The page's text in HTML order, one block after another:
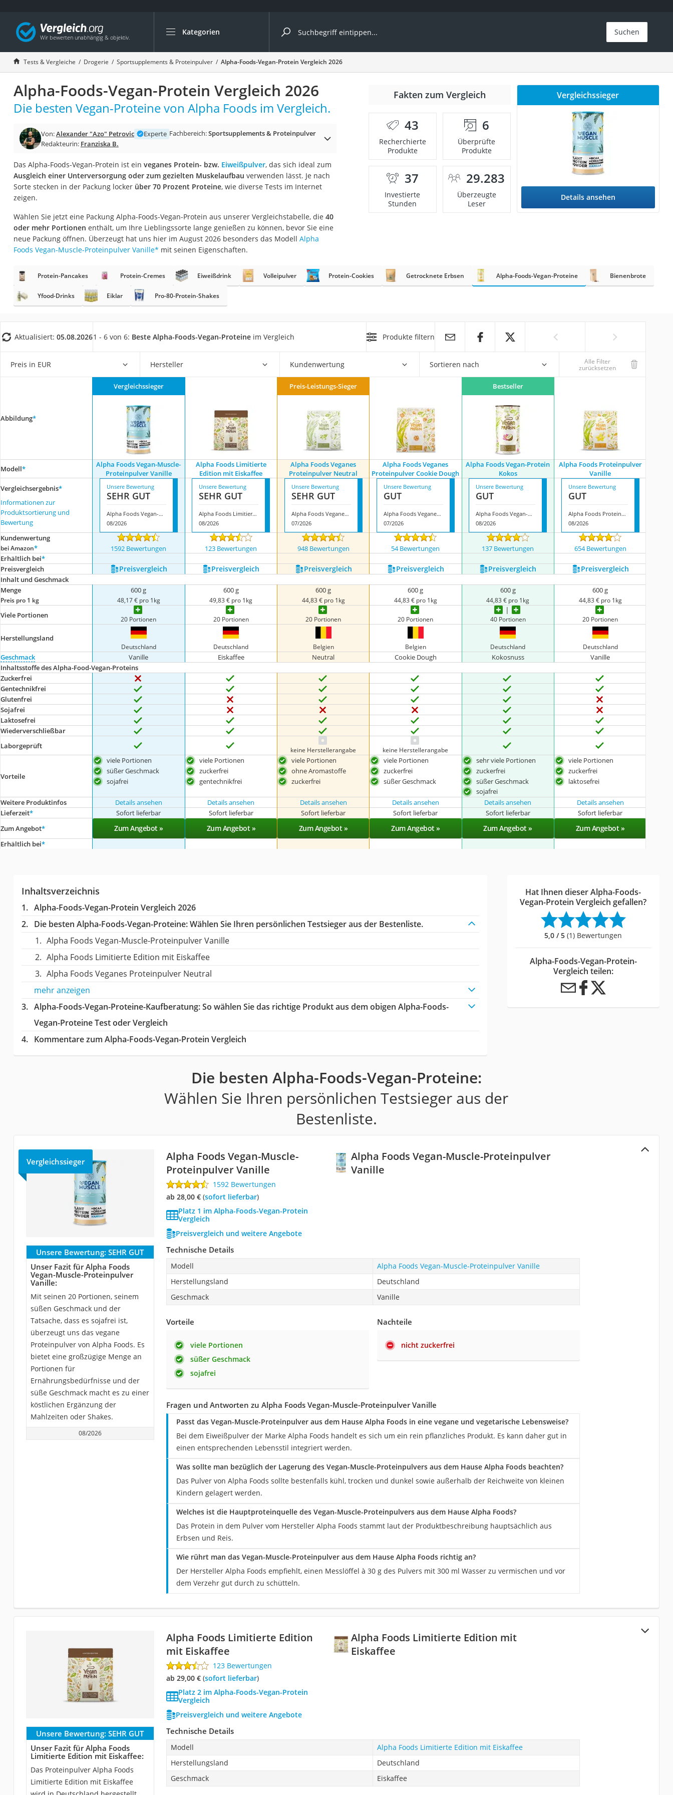
Kategorien
Die beliebtesten Vergleiche nach Kategorie
Drogerie
Inhalator
Haarschneider
Rollator
Braun Rasierer
Katzenklappe (Chip)
Masturbator
Massagepistole
Reisehaartrockner
Eiweißpulver
Magnesiumpräparat
Nackenmassagegerät
Zeckenschutz Katze
Schildkrötenhaus
Mineralfutter Pferd
Massagegerät
Service
Suchen
Tests & Vergleiche Drogerie Sportsupplements & Proteinpulver Alpha-Foods-Vegan-Protein Vergleich 2026
Alpha-Foods-Vegan-Protein Vergleich 2026
Die besten Vegan-Proteine von Alpha Foods im Vergleich.
Von:Alexander "Azo" Petrovic Experte Fachbereich:Sportsupplements & Proteinpulver
Redakteurin: Franziska B.
Das Alpha-Foods-Vegan-Protein ist ein veganes Protein- bzw. Eiweißpulver, das sich ideal zum
Ausgleich einer Unterversorgung oder zum gezielten Muskelaufbau verwenden lässt. Je nach
Sorte stecken in der Packung locker über 70 Prozent Proteine, wie diverse Tests im Internet
zeigen.
Wählen Sie jetzt eine Packung Alpha-Foods-Vegan-Protein aus unserer Vergleichstabelle, die 40
oder mehr Portionen enthält, um Ihre Lieblingssorte lange genießen zu können, bevor Sie eine
neue Packung öffnen. Überzeugt hat uns hier im August 2026 besonders das Modell Alpha
Foods Vegan-Muscle-Proteinpulver Vanille* mit seinen Eigenschaften.
Fakten zum Vergleich
43
Recherchierte
Produkte
6
Überprüfte
Produkte
37
Investierte
Stunden
29.283
Überzeugte
Leser
Vergleichssieger
Details ansehen
Protein-Pancakes Protein-Cremes Eiweißdrink Volleipulver Protein-Cookies Getrocknete Erbsen Alpha-Foods-Vegan-Proteine Bienenbrote
Yfood-Drinks Eiklar Pro-80-Protein-Shakes
Aktualisiert: 05.08.20261 - 6 von 6: Beste Alpha-Foods-Vegan-Proteine im Vergleich Produkte filtern
Preis in EUR Hersteller Kundenwertung Sortieren nach Alle Filter
zurücksetzen
Abbildung*
Vergleichssieger Preis-Leistungs-Sieger Bestseller
Modell*
Alpha Foods Vegan-Muscle-
Proteinpulver Vanille
Alpha Foods Limitierte
Edition mit Eiskaffee
Alpha Foods Veganes
Proteinpulver Neutral
Alpha Foods Veganes
Proteinpulver Cookie Dough
Alpha Foods Vegan-Protein
Kokos
Alpha Foods Proteinpulver
Vanille
Vergleichsergebnis*
Informationen zur
Produktsortierung und
Bewertung
Unsere Bewertung
SEHR GUT
Alpha Foods Vegan-Muscle-Proteinpulver Vanille
08/2026
Unsere Bewertung
SEHR GUT
Alpha Foods Limitierte Edition mit Eiskaffee
08/2026
Unsere Bewertung
SEHR GUT
Alpha Foods Veganes Proteinpulver Neutral
07/2026
Unsere Bewertung
GUT
Alpha Foods Veganes Proteinpulver Cookie Dough
07/2026
Unsere Bewertung
GUT
Alpha Foods Vegan-Protein Kokos
08/2026
Unsere Bewertung
GUT
Alpha Foods Proteinpulver Vanille
08/2026
Kundenwertung
bei Amazon* 1592 Bewertungen 123 Bewertungen 948 Bewertungen 54 Bewertungen 137 Bewertungen
654 Bewertungen
Erhältlich bei*
Preis­vergleich
Preis­vergleich Preis­vergleich Preis­vergleich Preis­vergleich Preis­vergleich Preis­vergleich
Inhalt und Geschmack
Menge
Preis pro 1 kg
600 g
48,17 € pro 1kg
600 g
49,83 € pro 1kg
600 g
44,83 € pro 1kg
600 g
44,83 € pro 1kg
600 g
44,83 € pro 1kg
600 g
44,83 € pro 1kg
Viele Portionen 20 Portionen 20 Portionen 20 Portionen 20 Portionen 40 Portionen 20 Portionen
Herstellungsland
Deutschland Deutschland Belgien Belgien Deutschland Deutschland
Geschmack Vanille Eiskaffee Neutral Cookie Dough Kokosnuss
Vanille
Inhaltsstoffe des Alpha-Food-Vegan-Proteins
Zuckerfrei
Gentechnikfrei
Glutenfrei
Sojafrei
Laktosefrei
Wiederverschließbar
Laborgeprüft
keine Herstellerangabe keine Herstellerangabe
Vorteile
viele Portionen
süßer Geschmack
sojafrei
viele Portionen
zuckerfrei
gentechnikfrei
viele Portionen
ohne Aromastoffe
zuckerfrei
viele Portionen
zuckerfrei
süßer Geschmack
sehr viele Portionen
zuckerfrei
süßer Geschmack
sojafrei
viele Portionen
zuckerfrei
laktosefrei
Weitere Produktinfos Details ansehen Details ansehen Details ansehen Details ansehen Details ansehen
Details ansehen
Lieferzeit* Sofort lieferbar Sofort lieferbar Sofort lieferbar Sofort lieferbar Sofort lieferbar
Sofort lieferbar
Zum Angebot* Zum Angebot » Zum Angebot » Zum Angebot » Zum Angebot » Zum Angebot » Zum Angebot »
Erhältlich bei*
Inhaltsverzeichnis
Alpha-Foods-Vegan-Protein Vergleich 2026
Die besten Alpha-Foods-Vegan-Proteine:Wählen Sie Ihren persönlichen Testsieger aus der Bestenliste.
Alpha Foods Vegan-Muscle-Proteinpulver Vanille
Alpha Foods Limitierte Edition mit Eiskaffee
Alpha Foods Veganes Proteinpulver Neutral
mehr anzeigen
Alpha-Foods-Vegan-Proteine-Kaufberatung: So wählen Sie das richtige Produkt aus dem obigen Alpha-Foods-
Vegan-Proteine Test oder Vergleich
Kommentare zum Alpha-Foods-Vegan-Protein Vergleich
Hat Ihnen dieser Alpha-Foods-
Vegan-Protein Vergleich gefallen?
5,0 / 5 (1) Bewertungen
Alpha-Foods-Vegan-Protein-
Vergleich teilen:
Die besten Alpha-Foods-Vegan-Proteine:
Wählen Sie Ihren persönlichen Testsieger aus der
Bestenliste.
Alpha Foods Vegan-Muscle-Proteinpulver
Vanille
Vergleichssieger
Alpha Foods Vegan-Muscle-
Proteinpulver Vanille
1592 Bewertungen
ab 28,00 €( Sofort lieferbar)
Platz 1 im Alpha-Foods-Vegan-Protein
Vergleich
Preisvergleich und weitere Angebote
Unsere Bewertung: SEHR GUT
Unser Fazit für Alpha Foods
Vegan-Muscle-Proteinpulver
Vanille:
Mit seinen 20 Portionen, seinem
süßen Geschmack und der
Tatsache, dass es sojafrei ist,
überzeugt uns das vegane
Proteinpulver von Alpha Foods. Es
bietet eine großzügige Menge an
Portionen für
Ernährungsbedürfnisse und der
süße Geschmack macht es zu einer
köstlichen Ergänzung der
Mahlzeiten oder Shakes.
08/2026
Technische Details
Modell
Alpha Foods Vegan-Muscle-Proteinpulver Vanille
Herstellungsland
Deutschland
Geschmack
Vanille
Vorteile
viele Portionen
süßer Geschmack
sojafrei
Nachteile
nicht zuckerfrei
Fragen und Antworten zu Alpha Foods Vegan-Muscle-Proteinpulver Vanille
Passt das Vegan-Muscle-Proteinpulver aus dem Hause Alpha Foods in eine vegane und vegetarische Lebensweise?
Bei dem Eiweißpulver der Marke Alpha Foods handelt es sich um ein rein pflanzliches Produkt. Es kann daher gut in
einen entsprechenden Lebensstil integriert werden.
Was sollte man bezüglich der Lagerung des Vegan-Muscle-Proteinpulvers aus dem Hause Alpha Foods beachten?
Das Pulver von Alpha Foods sollte bestenfalls kühl, trocken und dunkel sowie außerhalb der Reichweite von kleinen
Kindern gelagert werden.
Welches ist die Hauptproteinquelle des Vegan-Muscle-Proteinpulvers aus dem Hause Alpha Foods?
Das Protein in dem Pulver vom Hersteller Alpha Foods stammt laut der Produktbeschreibung hauptsächlich aus
Erbsen und Reis.
Wie rührt man das Vegan-Muscle-Proteinpulver aus dem Hause Alpha Foods richtig an?
Der Hersteller Alpha Foods empfiehlt, einen Messlöffel à 30 g des Pulvers mit 300 ml Wasser zu vermischen und vor
dem Verzehr gut durch zu schütteln.
Alpha Foods Limitierte Edition mit
Eiskaffee
Alpha Foods Limitierte Edition
mit Eiskaffee
123 Bewertungen
ab 29,00 €( Sofort lieferbar)
Platz 2 im Alpha-Foods-Vegan-Protein
Vergleich
Preisvergleich und weitere Angebote
Unsere Bewertung: SEHR GUT
Unser Fazit für Alpha Foods
Limitierte Edition mit Eiskaffee:
Das Proteinpulver Alpha Foods
Limitierte Edition mit Eiskaffee
Technische Details
Modell
Alpha Foods Limitierte Edition mit Eiskaffee
Herstellungsland
Deutschland
Geschmack
Eiskaffee